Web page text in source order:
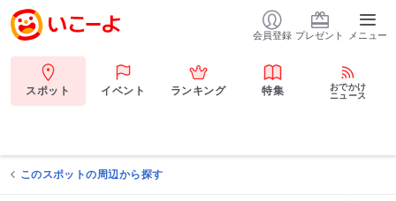
会員登録 プレゼント メニュー
スポット イベント ランキング 特集
おでかけ
ニュース
このスポットの周辺から探す